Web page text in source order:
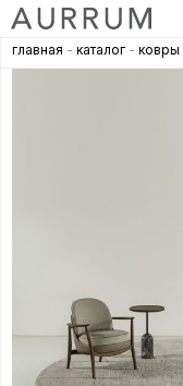
главная - каталог - ковры